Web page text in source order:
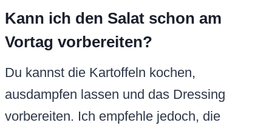
Kann ich den Salat schon am
Vortag vorbereiten?
Du kannst die Kartoffeln kochen,
ausdampfen lassen und das Dressing
vorbereiten. Ich empfehle jedoch, die